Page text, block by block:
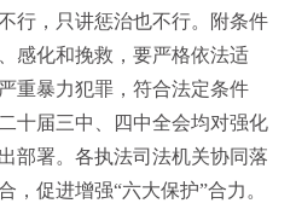
行，只讲惩治也不行。附条件
感化和挽救，要严格依法适
重暴力犯罪，符合法定条件
十届三中、四中全会均对强化
部署。各执法司法机关协同落
，促进增强“六大保护”合力。